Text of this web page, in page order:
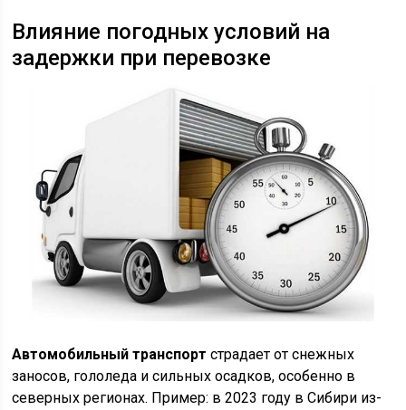
Влияние погодных условий на
задержки при перевозке
Автомобильный транспорт страдает от снежных
заносов, гололеда и сильных осадков, особенно в
северных регионах. Пример: в 2023 году в Сибири из-